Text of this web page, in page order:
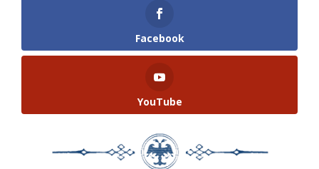
Facebook
YouTube